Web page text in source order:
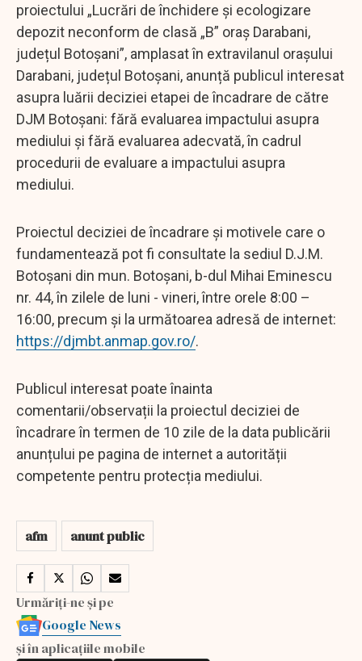
proiectului „Lucrări de închidere și ecologizare
depozit neconform de clasă „B” oraș Darabani,
județul Botoșani”, amplasat în extravilanul orașului
Darabani, județul Botoșani, anunță publicul interesat
asupra luării deciziei etapei de încadrare de către
DJM Botoșani: fără evaluarea impactului asupra
mediului și fără evaluarea adecvată, în cadrul
procedurii de evaluare a impactului asupra
mediului.
Proiectul deciziei de încadrare și motivele care o
fundamentează pot fi consultate la sediul D.J.M.
Botoșani din mun. Botoșani, b-dul Mihai Eminescu
nr. 44, în zilele de luni - vineri, între orele 8:00 –
16:00, precum și la următoarea adresă de internet:
https://djmbt.anmap.gov.ro/.
Publicul interesat poate înainta
comentarii/observații la proiectul deciziei de
încadrare în termen de 10 zile de la data publicării
anunțului pe pagina de internet a autorității
competente pentru protecția mediului.
afm anunt public
Urmăriți-ne și pe
Google News
și în aplicațiile mobile